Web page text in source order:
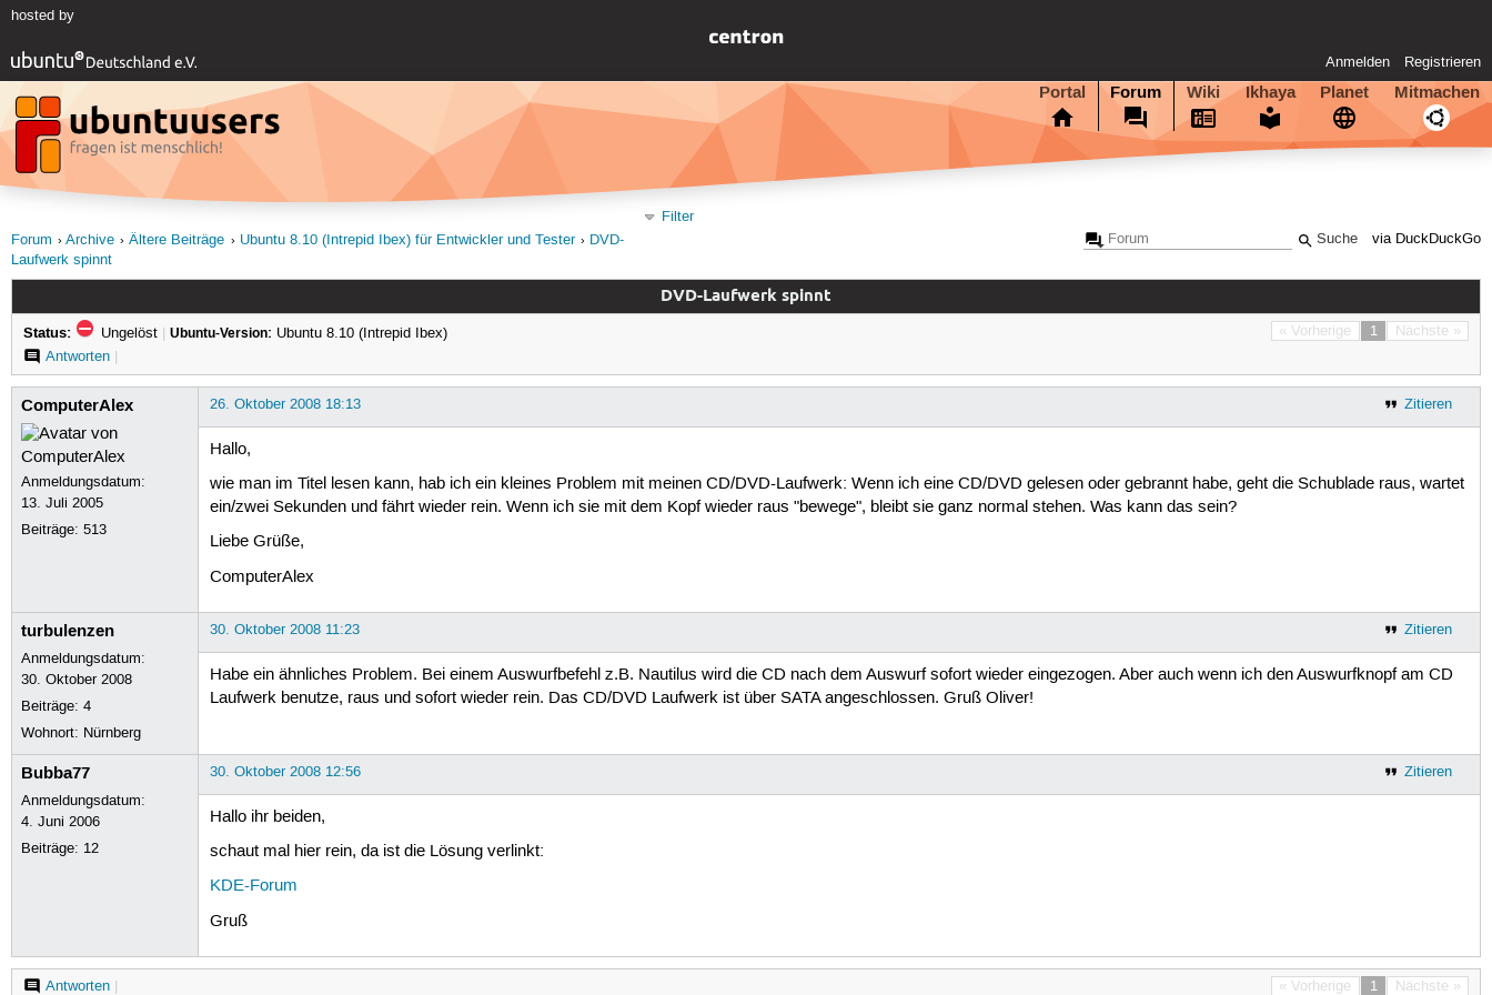
hosted by
Anmelden Registrieren
Portal Forum Wiki Ikhaya Planet Mitmachen
via DuckDuckGo
Filter
Forum
Archive Ältere Beiträge Ubuntu 8.10 (Intrepid Ibex) für Entwickler und Tester
DVD-
Laufwerk spinnt
DVD-Laufwerk spinnt
« Vorherige 1 Nächste »
Status: Ungelöst | Ubuntu-Version: Ubuntu 8.10 (Intrepid Ibex)
Antworten|
ComputerAlex
Anmeldungsdatum:
13. Juli 2005
Beiträge:513
Zitieren
26. Oktober 2008 18:13
Hallo,
wie man im Titel lesen kann, hab ich ein kleines Problem mit meinen CD/DVD-Laufwerk: Wenn ich eine CD/DVD gelesen oder gebrannt habe, geht die Schublade raus, wartet
ein/zwei Sekunden und fährt wieder rein. Wenn ich sie mit dem Kopf wieder raus "bewege", bleibt sie ganz normal stehen. Was kann das sein?
Liebe Grüße,
ComputerAlex
turbulenzen
Anmeldungsdatum:
30. Oktober 2008
Beiträge:4
Wohnort: Nürnberg
Zitieren
30. Oktober 2008 11:23
Habe ein ähnliches Problem. Bei einem Auswurfbefehl z.B. Nautilus wird die CD nach dem Auswurf sofort wieder eingezogen. Aber auch wenn ich den Auswurfknopf am CD
Laufwerk benutze, raus und sofort wieder rein. Das CD/DVD Laufwerk ist über SATA angeschlossen. Gruß Oliver!
Bubba77
Anmeldungsdatum:
4. Juni 2006
Beiträge: 12
Zitieren
30. Oktober 2008 12:56
Hallo ihr beiden,
schaut mal hier rein, da ist die Lösung verlinkt:
KDE-Forum
Gruß
« Vorherige 1 Nächste »
Antworten|